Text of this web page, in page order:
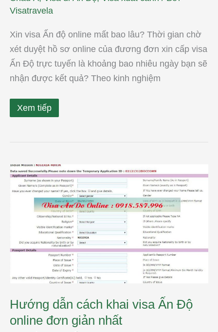
Visatravela
Xin visa Ấn độ online mất bao lâu? Thời gian chờ
xét duyệt hồ sơ online của đương đơn xin cấp visa
Ấn Độ trực tuyến là khoảng bao nhiêu ngày bạn sẽ
nhận được kết quả? Theo kinh nghiệm
Xem tiếp
Hướng dẫn cách khai visa Ấn Độ
online đơn giản nhất
Hướng
dẫn
cách
khai
online
giản
nhất